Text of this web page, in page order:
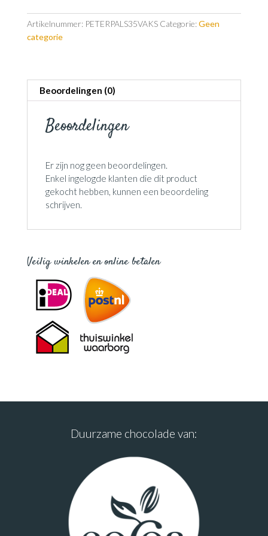
Artikelnummer: PETERPALS35VAKS Categorie:Geen
categorie
Beoordelingen (0)
Beoordelingen
Er zijn nog geen beoordelingen.
Enkel ingelogde klanten die dit product
gekocht hebben, kunnen een beoordeling
schrijven.
Veilig winkelen en online betalen
Duurzame chocolade van: